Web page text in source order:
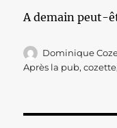
A demain peut-
Auteur
Dominique
Après la pub,cozette